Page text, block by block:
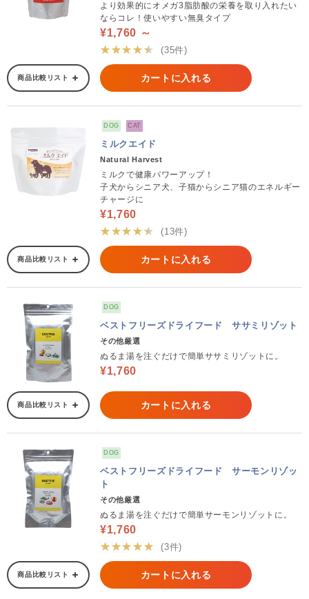
より効果的にオメガ3脂肪酸の栄養を取り入れたい
ならコレ！使いやすい無臭タイプ
¥1,760 ～
★★★★★
(35件)
商品比較リスト カートに入れる
DOG CAT
ミルクエイド
Natural Harvest
ミルクで健康パワーアップ！
子犬からシニア犬、子猫からシニア猫のエネルギー
チャージに
¥1,760
★★★★★
(13件)
商品比較リスト カートに入れる
DOG
ベストフリーズドライフード ササミリゾット
その他厳選
ぬるま湯を注ぐだけで簡単ササミリゾットに。
¥1,760
商品比較リスト カートに入れる
DOG
ベストフリーズドライフード サーモンリゾッ
ト
その他厳選
ぬるま湯を注ぐだけで簡単サーモンリゾットに。
¥1,760
★★★★★
(3件)
商品比較リスト カートに入れる